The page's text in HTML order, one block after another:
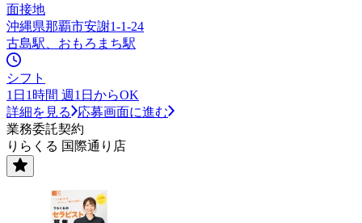
面接地
沖縄県那覇市安謝1-1-24
古島駅、おもろまち駅
シフト
1日1時間 週1日からOK
詳細を見る
応募画面に進む
業務委託契約
りらくる 国際通り店